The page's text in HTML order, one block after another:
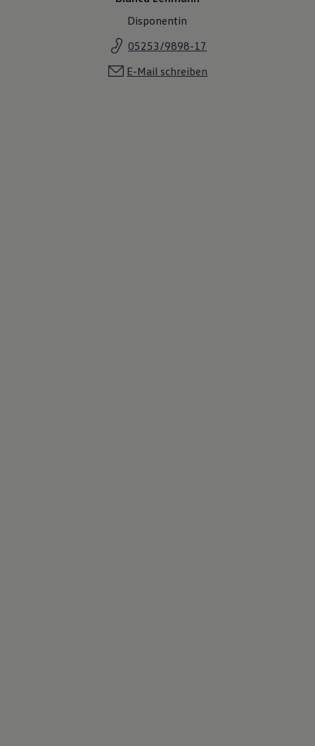
Disponentin
05253/9898-17
E-Mail schreiben